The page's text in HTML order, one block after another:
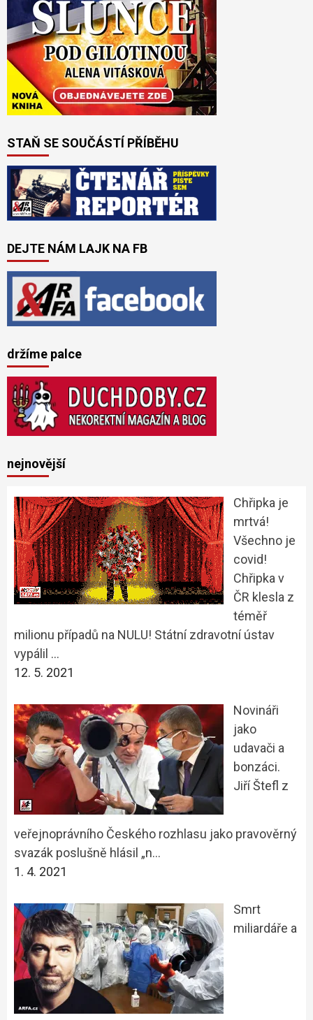
STAŇ SE SOUČÁSTÍ PŘÍBĚHU
DEJTE NÁM LAJK NA FB
držíme palce
nejnovější
Chřipka je
mrtvá!
Všechno je
covid!
Chřipka v
ČR klesla z
téměř
milionu případů na NULU! Státní zdravotní ústav
vypálil …
12. 5. 2021
Novináři
jako
udavači a
bonzáci.
Jiří Štefl z
veřejnoprávního Českého rozhlasu jako pravověrný
svazák poslušně hlásil „n…
1. 4. 2021
Smrt
miliardáře a